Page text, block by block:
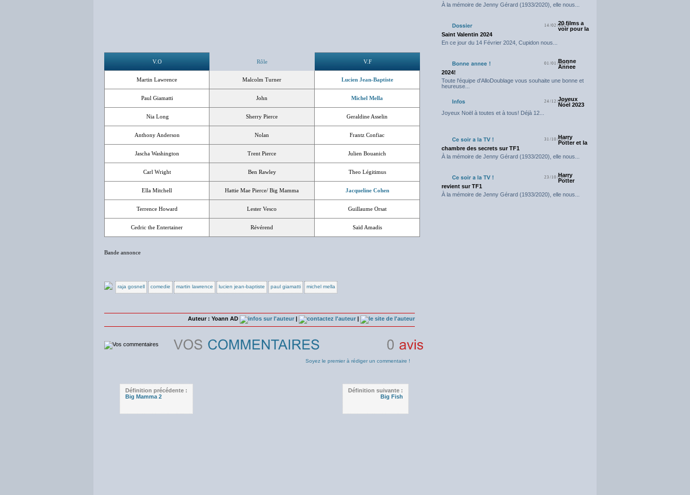
V.O Rôle V.F
Martin Lawrence Malcolm Turner Lucien Jean-Baptiste
Paul Giamatti John Michel Mella
Nia Long Sherry Pierce Geraldine Asselin
Anthony Anderson Nolan Frantz Confiac
Jascha Washington Trent Pierce Julien Bouanich
Carl Wright Ben Rawley Theo Légitimus
Ella Mitchell Hattie Mae Pierce/ Big Mamma Jacqueline Cohen
Terrence Howard Lester Vesco Guillaume Orsat
Cedric the Entertainer Révérend Saïd Amadis
Bande annonce
raja gosnell comedie martin lawrence lucien jean-baptiste paul giamatti michel mella
Auteur : Yoann AD
Soyez le premier à rédiger un commentaire !
Définition précédente :
Big Mamma 2
Définition suivante :
Big Fish
À la mémoire de Jenny Gérard (1933/2020), elle nous...
14/02/202420 films a
voir pour la
Saint Valentin 2024
En ce jour du 14 Février 2024, Cupidon nous...
01/01/2024
Bonne
Annee
2024!
Toute l'équipe d'AlloDoublage vous souhaite une bonne et
heureuse...
24/12/2023
Joyeux
Noel 2023
Joyeux Noël à toutes et à tous! Déjà 12...
31/10/2023
Harry
Potter et la
chambre des secrets sur TF1
À la mémoire de Jenny Gérard (1933/2020), elle nous...
23/10/2023
Harry
Potter
revient sur TF1
À la mémoire de Jenny Gérard (1933/2020), elle nous...